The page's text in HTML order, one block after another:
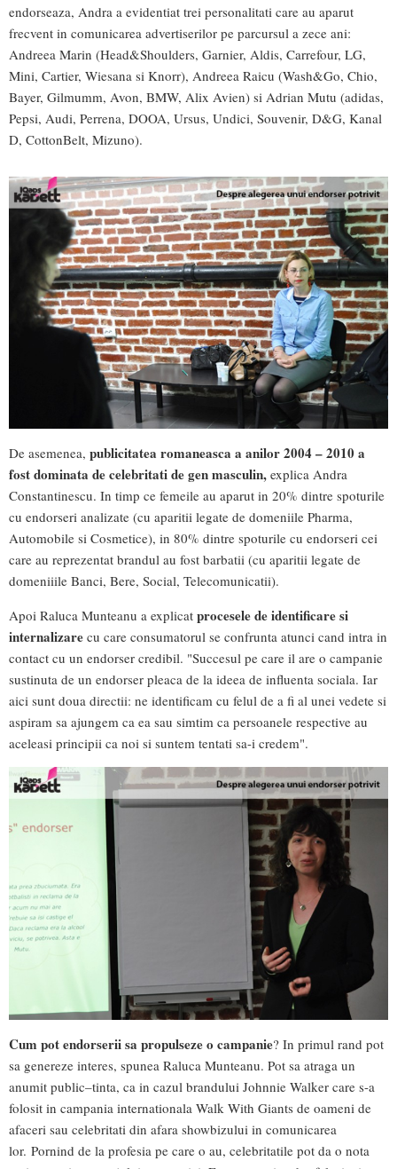
endorseaza, Andra a evidentiat trei personalitati care au aparut
frecvent in comunicarea advertiserilor pe parcursul a zece ani:
Andreea Marin (Head&Shoulders, Garnier, Aldis, Carrefour, LG,
Mini, Cartier, Wiesana si Knorr), Andreea Raicu (Wash&Go, Chio,
Bayer, Gilmumm, Avon, BMW, Alix Avien) si Adrian Mutu (adidas,
Pepsi, Audi, Perrena, DOOA, Ursus, Undici, Souvenir, D&G, Kanal
D, CottonBelt, Mizuno).
De asemenea, publicitatea romaneasca a anilor 2004 – 2010 a
fost dominata de celebritati de gen masculin, explica Andra
Constantinescu. In timp ce femeile au aparut in 20% dintre spoturile
cu endorseri analizate (cu aparitii legate de domeniile Pharma,
Automobile si Cosmetice), in 80% dintre spoturile cu endorseri cei
care au reprezentat brandul au fost barbatii (cu aparitii legate de
domeniiile Banci, Bere, Social, Telecomunicatii).
Apoi Raluca Munteanu a explicat procesele de identificare si
internalizare cu care consumatorul se confrunta atunci cand intra in
contact cu un endorser credibil. "Succesul pe care il are o campanie
sustinuta de un endorser pleaca de la ideea de influenta sociala. Iar
aici sunt doua directii: ne identificam cu felul de a fi al unei vedete si
aspiram sa ajungem ca ea sau simtim ca persoanele respective au
aceleasi principii ca noi si suntem tentati sa-i credem".
Cum pot endorserii sa propulseze o campanie? In primul rand pot
sa genereze interes, spunea Raluca Munteanu. Pot sa atraga un
anumit public–tinta, ca in cazul brandului Johnnie Walker care s-a
folosit in campania internationala Walk With Giants de oameni de
afaceri sau celebritati din afara showbizului in comunicarea
lor. Pornind de la profesia pe care o au, celebritatile pot da o nota